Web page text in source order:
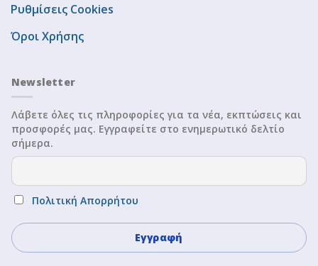
Ρυθμίσεις Cookies
Όροι Χρήσης
Newsletter
Λάβετε όλες τις πληροφορίες για τα νέα, εκπτώσεις και
προσφορές μας. Εγγραφείτε στο ενημερωτικό δελτίο
σήμερα.
Πολιτική Απορρήτου